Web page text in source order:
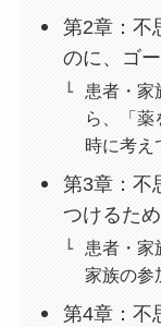
第2章：不
のに、ゴ
患者・家
ら、「薬
時に考え
第3章：
つけるた
患者・家
家族の参
第4章：